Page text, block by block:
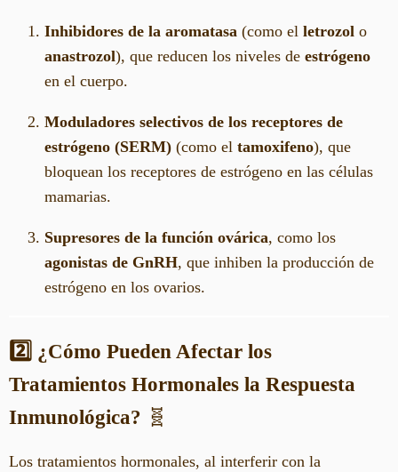
Inhibidores de la aromatasa (como el letrozol o
anastrozol), que reducen los niveles de estrógeno
en el cuerpo.
Moduladores selectivos de los receptores de
estrógeno (SERM) (como el tamoxifeno), que
bloquean los receptores de estrógeno en las células
mamarias.
Supresores de la función ovárica, como los
agonistas de GnRH, que inhiben la producción de
estrógeno en los ovarios.
2️⃣ ¿Cómo Pueden Afectar los
Tratamientos Hormonales la Respuesta
Inmunológica? 🧬
Los tratamientos hormonales, al interferir con la